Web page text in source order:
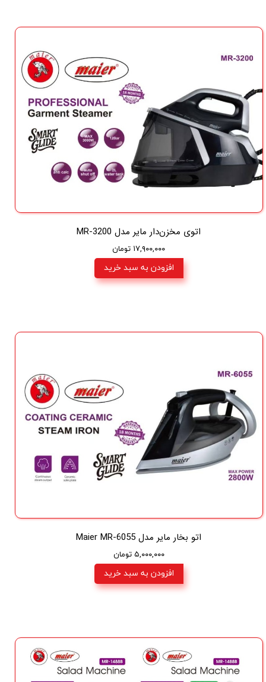
اتوی مخزن‌دار مایر مدل MR-3200
۱۷,۹۰۰,۰۰۰ تومان
افزودن به سبد خرید
اتو بخار مایر مدل Maier MR-6055
۵,۰۰۰,۰۰۰ تومان
افزودن به سبد خرید